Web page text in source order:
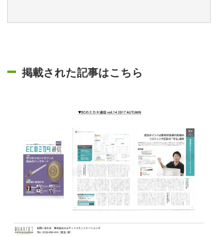
掲載された記事はこちら